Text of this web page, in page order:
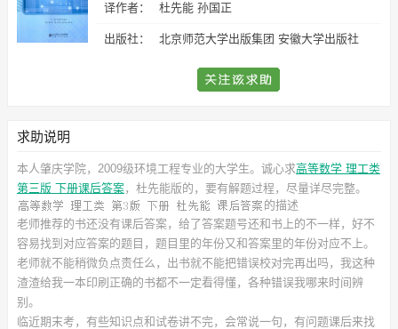
译作者： 杜先能 孙国正
出版社： 北京师范大学出版集团 安徽大学出版社
求助说明
本人肇庆学院，2009级环境工程专业的大学生。诚心求高等数学 理工类
第三版 下册课后答案，杜先能版的，要有解题过程，尽量详尽完整。
的描述
老师推荐的书还没有课后答案，给了答案题号还和书上的不一样，好不
容易找到对应答案的题目，题目里的年份又和答案里的年份对应不上。
老师就不能稍微负点责任么，出书就不能把错误校对完再出吗，我这种
渣渣给我一本印刷正确的书都不一定看得懂，各种错误我哪来时间辨
别。
临近期末考，有些知识点和试卷讲不完，会常说一句，有问题课后来找